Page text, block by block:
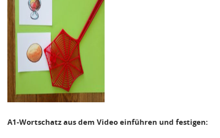
A1-Wortschatz aus dem Video einführen und festigen: